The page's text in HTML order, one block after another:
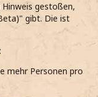
gestoßen,
gibt. Die ist
mehr Personen pro